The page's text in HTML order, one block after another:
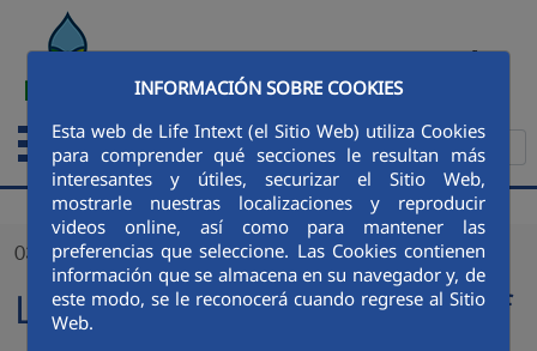
Skip to Main Content
INFORMACIÓN SOBRE COOKIES
Esta web de Life Intext (el Sitio Web) utiliza Cookies
para comprender qué secciones le resultan más
interesantes y útiles, securizar el Sitio Web,
mostrarle nuestras localizaciones y reproducir
videos online, así como para mantener las
preferencias que seleccione. Las Cookies contienen
información que se almacena en su navegador y, de
este modo, se le reconocerá cuando regrese al Sitio
Web.
ESPAÑOL
03/10/2019
LIFE INTEXT Project Kick-Off